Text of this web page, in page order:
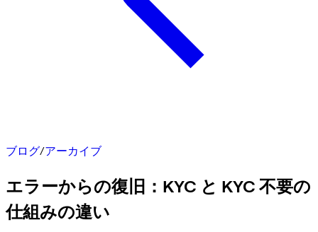
ブログ/アーカイブ
エラーからの復旧：KYC と KYC 不要の
仕組みの違い